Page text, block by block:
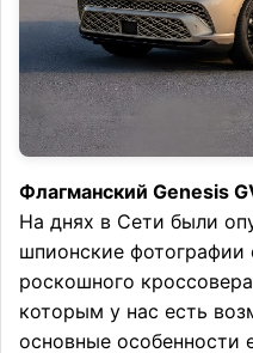
Флагманский Genesis
На днях в Сети были
шпионские фотографии
роскошного
которым у нас есть
основные особенности